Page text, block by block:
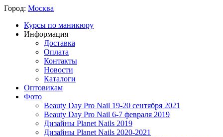
Город: Москва
Курсы по маникюру
Информация
Доставка
Оплата
Контакты
Новости
Каталоги
Оптовикам
Фото
Beauty Day Pro Nail 19-20 сентября 2021
Beauty Day Pro Nail 6-7 февраля 2019
Дизайны Planet Nails 2019
Дизайны Planet Nails 2020-2021